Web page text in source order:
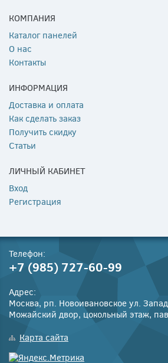
КОМПАНИЯ
Каталог панелей
О нас
Контакты
ИНФОРМАЦИЯ
Доставка и оплата
Как сделать заказ
Получить скидку
Статьи
ЛИЧНЫЙ КАБИНЕТ
Вход
Регистрация
Телефон:
+7 (985) 727-60-99
Адрес:
Москва, рп. Новоивановское ул.
Можайский двор, цокольный этаж,
Карта сайта